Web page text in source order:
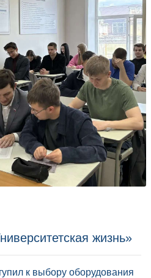
жизнь»
к выбору оборудования